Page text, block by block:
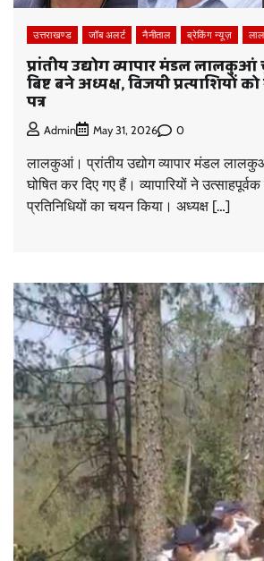
उत्तराखण्ड जॉब अलर्ट नैनीताल ब्रेकिंग न्यूज़
प्रांतीय उद्योग व्यापार मंडल लालकुआं
बिष्ट बने अध्यक्ष, विजयी प्रत्याशियों
पत्र
Admin May 31, 2026 0
लालकुआं। प्रांतीय उद्योग व्यापार मंडल
घोषित कर दिए गए हैं। व्यापारियों ने
प्रतिनिधियों का चयन किया। अध्यक्ष […]